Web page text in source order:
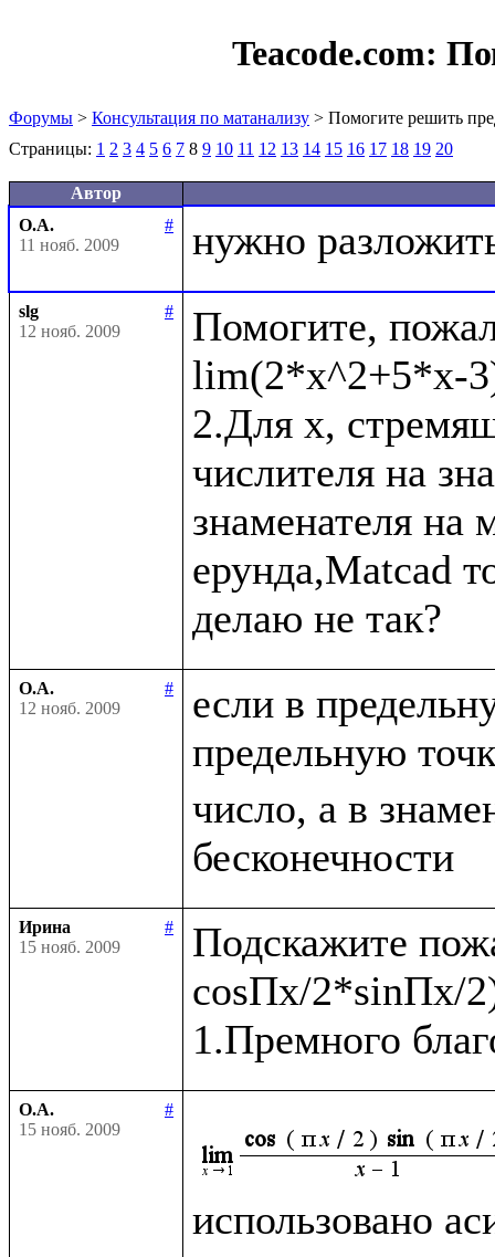
Teacode.com:
Форумы > Консультация по матанализу > Помогите решить
Страницы: 1 2 3 4 5 6 7 8 9 10 11 12 13 14 15 16 17 18 19 20
Автор
О.А.
#
11 нояб. 2009
slg
#
12 нояб. 2009
Помогите,
lim(2*x^2+5*x-
2.Для x,
числителя на
знаменателя на
ерунда,Matcad
О.А.
#
12 нояб. 2009
если в
предельную
число, а в
Ирина
#
15 нояб. 2009
Подскажите
cosПx/2*sinПx/
О.А.
#
15 нояб. 2009
использовано